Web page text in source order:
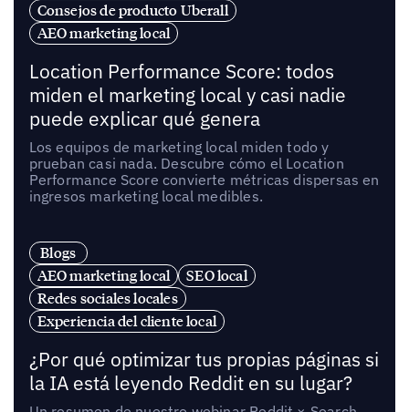
Consejos de producto Uberall
AEO marketing local
Location Performance Score: todos
miden el marketing local y casi nadie
puede explicar qué genera
Los equipos de marketing local miden todo y
prueban casi nada. Descubre cómo el Location
Performance Score convierte métricas dispersas en
ingresos marketing local medibles.
Blogs
AEO marketing local
SEO local
Redes sociales locales
Experiencia del cliente local
¿Por qué optimizar tus propias páginas si
la IA está leyendo Reddit en su lugar?